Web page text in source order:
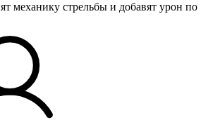
механику стрельбы и добавят урон по